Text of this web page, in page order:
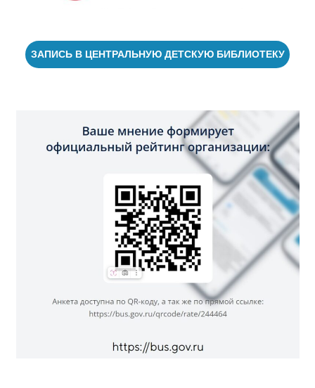
ЗАПИСЬ В ЦЕНТРАЛЬНУЮ ДЕТСКУЮ БИБЛИОТЕКУ